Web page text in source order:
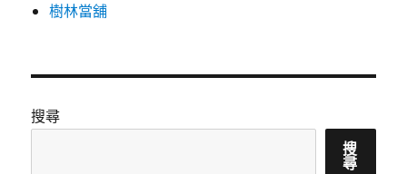
樹林當舖
搜尋
搜
尋